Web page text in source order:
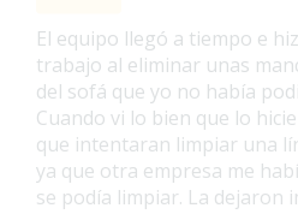
El equipo llegó a tiempo e
trabajo al eliminar unas
del sofá que yo no había
Cuando vi lo bien que lo
que intentaran limpiar una
ya que otra empresa me
se podía limpiar. La dejaron